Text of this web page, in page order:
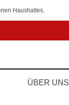
Haushaltes.
ÜBER UNS